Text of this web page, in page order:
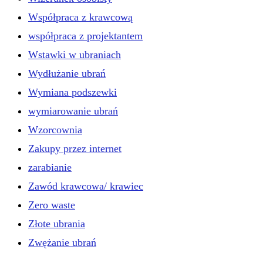
Współpraca z krawcową
współpraca z projektantem
Wstawki w ubraniach
Wydłużanie ubrań
Wymiana podszewki
wymiarowanie ubrań
Wzorcownia
Zakupy przez internet
zarabianie
Zawód krawcowa/ krawiec
Zero waste
Złote ubrania
Zwężanie ubrań